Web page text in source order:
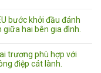
bước khởi đầu đánh
hai bên gia đình.
trương phù hợp với
điệp cát lành.